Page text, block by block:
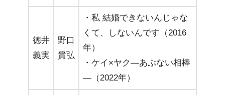
徳井
義実
野口
貴弘
・私 結婚できないんじゃな
くて、しないんです（2016
年）
・ケイ×ヤク―あぶない相棒
―（2022年）